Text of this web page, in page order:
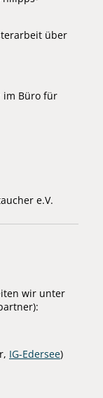
über
im Büro für
e.V.
wir unter
IG-Edersee)